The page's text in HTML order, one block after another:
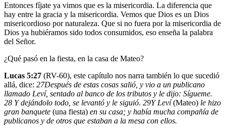
Entonces fíjate ya vimos que es la misericordia. La diferencia que
hay entre la gracia y la misericordia. Vemos que Dios es un Dios
misericordioso por naturaleza. Que si no fuera por la misericordia de
Dios ya hubiéramos sido todos consumidos, eso enseña la palabra
del Señor.
¿Qué pasó en la fiesta, en la casa de Mateo?
Lucas 5:27 (RV-60), este capítulo nos narra también lo que sucedió
allá, dice: 27Después de estas cosas salió, y vio a un publicano
llamado Leví, sentado al banco de los tributos y le dijo: Sígueme.
28 Y dejándolo todo, se levantó y le siguió. 29Y Leví(Mateo) le hizo
gran banquete (una fiesta) en su casa; y había mucha compañía de
publicanos y de otros que estaban a la mesa con ellos.